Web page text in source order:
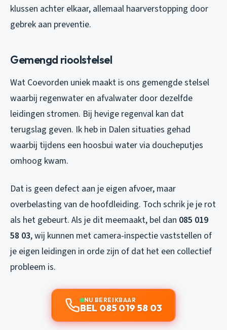
klussen achter elkaar, allemaal haarverstopping door
gebrek aan preventie.
Gemengd rioolstelsel
Wat Coevorden uniek maakt is ons gemengde stelsel
waarbij regenwater en afvalwater door dezelfde
leidingen stromen. Bij hevige regenval kan dat
terugslag geven. Ik heb in Dalen situaties gehad
waarbij tijdens een hoosbui water via doucheputjes
omhoog kwam.
Dat is geen defect aan je eigen afvoer, maar
overbelasting van de hoofdleiding. Toch schrik je je rot
als het gebeurt. Als je dit meemaakt, bel dan 085 019
58 03, wij kunnen met camera-inspectie vaststellen of
je eigen leidingen in orde zijn of dat het een collectief
probleem is.
NU BEREIKBAAR
BEL 085 019 58 03